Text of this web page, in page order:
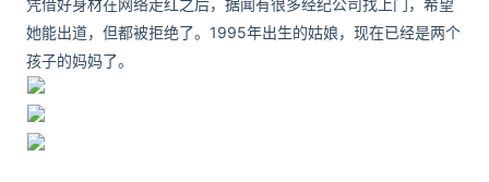
凭借好身材在网络走红之后，据闻有很多经纪公司找上门，希望
她能出道，但都被拒绝了。1995年出生的姑娘，现在已经是两个
孩子的妈妈了。